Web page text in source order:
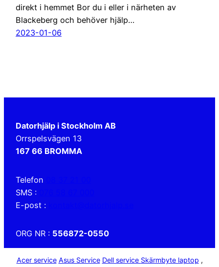
direkt i hemmet Bor du i eller i närheten av
Blackeberg och behöver hjälp…
2023-01-06
Datorhjälp i Stockholm AB
Orrspelsvägen 13
167 66 BROMMA
Telefon
SMS :
E-post :
ORG NR : 556872-0550
Acer service Asus Service Dell service Skärmbyte laptop ,